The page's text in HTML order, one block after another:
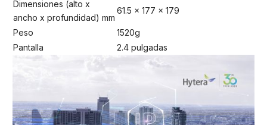
Dimensiones (alto x
ancho x profundidad) mm
61.5 x 177 x 179
Peso
1520g
Pantalla
2.4 pulgadas